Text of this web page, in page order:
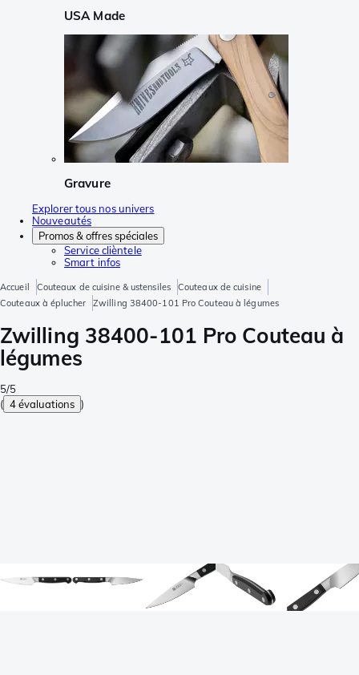
USA Made
Gravure
Explorer tous nos univers
Nouveautés
Promos & offres spéciales
Service clièntele
Smart infos
Accueil Couteaux de cuisine & ustensiles
Couteaux de cuisine
Couteaux à éplucher
Zwilling 38400-101 Pro Couteau à légumes
Zwilling 38400-101 Pro Couteau à
légumes
5/5
( 4 évaluations )